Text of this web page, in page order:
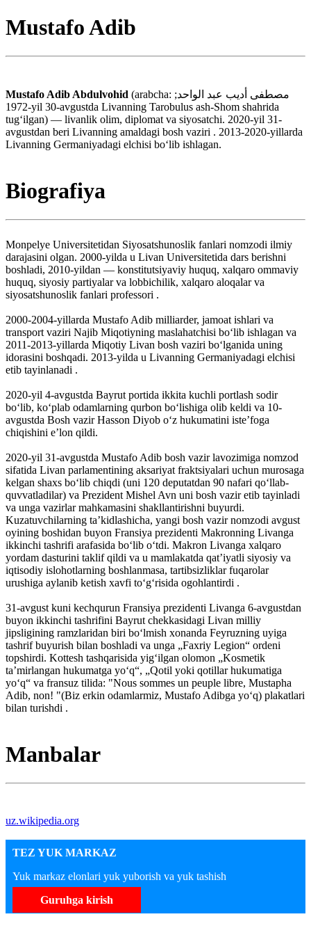
Mustafo Adib
Mustafo Adib Abdulvohid (arabcha: مصطفى أديب عبد الواحد;
1972-yil 30-avgustda Livanning Tarobulus ash-Shom shahrida
tugʻilgan) — livanlik olim, diplomat va siyosatchi. 2020-yil 31-
avgustdan beri Livanning amaldagi bosh vaziri . 2013-2020-yillarda
Livanning Germaniyadagi elchisi boʻlib ishlagan.
Biografiya
Monpelye Universitetidan Siyosatshunoslik fanlari nomzodi ilmiy
darajasini olgan. 2000-yilda u Livan Universitetida dars berishni
boshladi, 2010-yildan — konstitutsiyaviy huquq, xalqaro ommaviy
huquq, siyosiy partiyalar va lobbichilik, xalqaro aloqalar va
siyosatshunoslik fanlari professori .
2000-2004-yillarda Mustafo Adib milliarder, jamoat ishlari va
transport vaziri Najib Miqotiyning maslahatchisi boʻlib ishlagan va
2011-2013-yillarda Miqotiy Livan bosh vaziri boʻlganida uning
idorasini boshqadi. 2013-yilda u Livanning Germaniyadagi elchisi
etib tayinlanadi .
2020-yil 4-avgustda Bayrut portida ikkita kuchli portlash sodir
boʻlib, koʻplab odamlarning qurbon boʻlishiga olib keldi va 10-
avgustda Bosh vazir Hasson Diyob oʻz hukumatini isteʼfoga
chiqishini eʼlon qildi.
2020-yil 31-avgustda Mustafo Adib bosh vazir lavozimiga nomzod
sifatida Livan parlamentining aksariyat fraktsiyalari uchun murosaga
kelgan shaxs boʻlib chiqdi (uni 120 deputatdan 90 nafari qoʻllab-
quvvatladilar) va Prezident Mishel Avn uni bosh vazir etib tayinladi
va unga vazirlar mahkamasini shakllantirishni buyurdi.
Kuzatuvchilarning taʼkidlashicha, yangi bosh vazir nomzodi avgust
oyining boshidan buyon Fransiya prezidenti Makronning Livanga
ikkinchi tashrifi arafasida boʻlib oʻtdi. Makron Livanga xalqaro
yordam dasturini taklif qildi va u mamlakatda qatʼiyatli siyosiy va
iqtisodiy islohotlarning boshlanmasa, tartibsizliklar fuqarolar
urushiga aylanib ketish xavfi toʻgʻrisida ogohlantirdi .
31-avgust kuni kechqurun Fransiya prezidenti Livanga 6-avgustdan
buyon ikkinchi tashrifini Bayrut chekkasidagi Livan milliy
jipsligining ramzlaridan biri boʻlmish xonanda Feyruzning uyiga
tashrif buyurish bilan boshladi va unga „Faxriy Legion“ ordeni
topshirdi. Kottesh tashqarisida yigʻilgan olomon „Kosmetik
taʼmirlangan hukumatga yoʻq“, „Qotil yoki qotillar hukumatiga
yoʻq“ va fransuz tilida: "Nous sommes un peuple libre, Mustapha
Adib, non! "(Biz erkin odamlarmiz, Mustafo Adibga yoʻq) plakatlari
bilan turishdi .
Manbalar
uz.wikipedia.org
TEZ YUK MARKAZ
Yuk markaz elonlari yuk yuborish va yuk tashish
Guruhga kirish